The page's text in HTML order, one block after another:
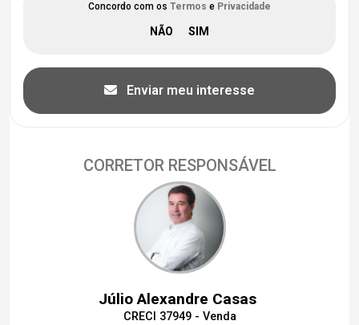
Concordo com os Termos e Privacidade
Enviar meu interesse
CORRETOR RESPONSÁVEL
Júlio Alexandre Casas
CRECI 37949 - Venda